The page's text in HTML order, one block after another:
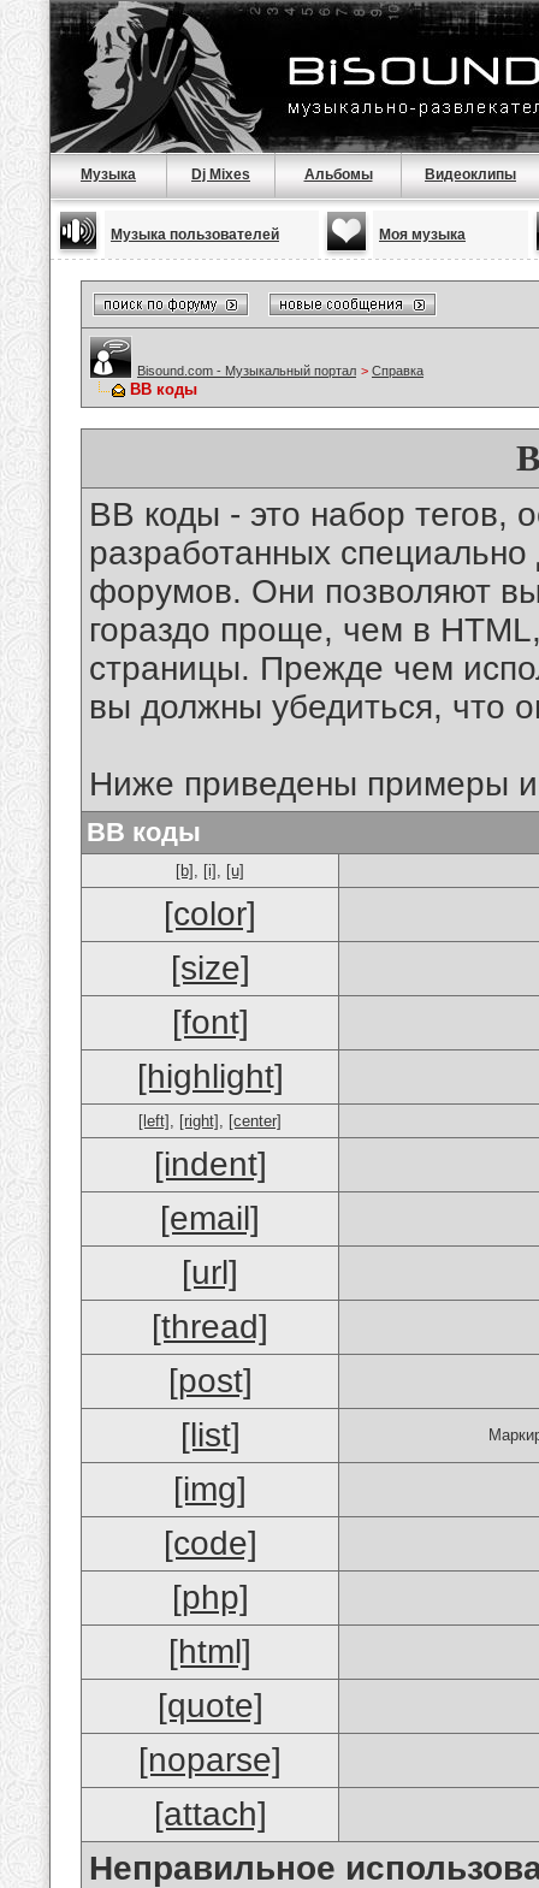
Музыка Dj Mixes Альбомы Видеоклипы
Музыка пользователей Моя музыка
Bisound.com - Музыкальный портал > Справка
BB коды
BB коды - это набор тегов,
разработанных
форумов. Они позволяют
гораздо проще, чем в
страницы. Прежде чем
вы должны убедиться, что
Ниже приведены примеры
BB коды
[b] , [i] , [u]
[color]
[size]
[font]
[highlight]
[left] , [right] , [center]
[indent]
[email]
[url]
[thread]
[post]
[list]
[img]
[code]
[php]
[html]
[quote]
[noparse]
[attach]
Неправильное